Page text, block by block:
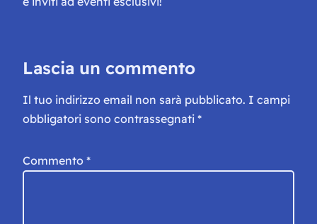
Lascia un commento
Il tuo indirizzo email non sarà pubblicato. I campi
obbligatori sono contrassegnati *
Commento *